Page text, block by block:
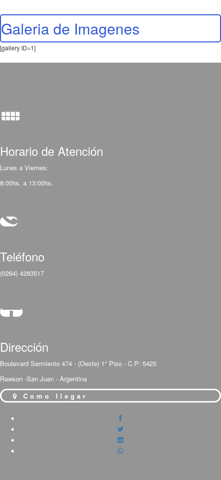
Galeria de Imagenes
[gallery ID=1]
Horario de Atención
Lunes a Viernes:
8:00hs. a 13:00hs.
Teléfono
(0264) 4283517
Dirección
Boulevard Sarmiento 474 - (Oeste) 1° Piso - C.P: 5425
Rawson -San Juan - Argentina
Como llegar